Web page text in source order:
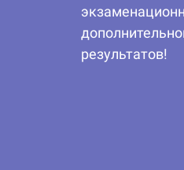
результатов!